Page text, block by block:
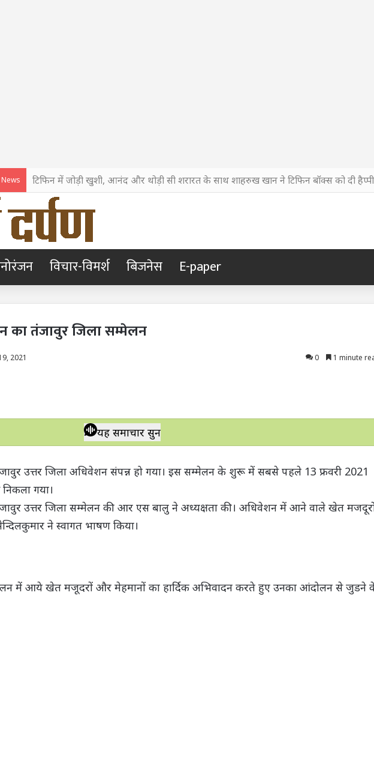
टिफिन में जोड़ी खुशी, आनंद और थोड़ी सी शरारत के साथ शाहरुख खान ने टिफिन बॉक्स को दी
विचार-विमर्श बिजनेस E-paper
का तंजावुर जिला सम्मेलन
2021 0 1 minute
यह समाचार सुनें
उत्तर जिला अधिवेशन संपन्न हो गया। इस सम्मेलन के शुरू में सबसे पहले 13 फ्रवरी 2021
गया।
उत्तर जिला सम्मेलन की आर एस बालु ने अध्यक्षता की। अधिवेशन में आने वाले खेत
ने स्वागत भाषण किया।
में आये खेत मजूदरों और मेहमानों का हार्दिक अभिवादन करते हुए उनका आंदोलन से जुडने